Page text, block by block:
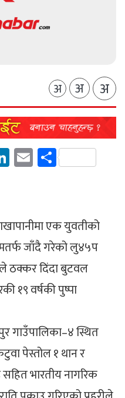
अ अ अ
LinkedIn
EmailShare
एक युवतीको
जाँदै गरेको लु४५प
ठक्कर दिंदा बुटवल
१९ वर्षकी पुष्पा
गाउँपालिका–४ स्थित
पेस्तोल १ थान र
भारतीय नागरिक